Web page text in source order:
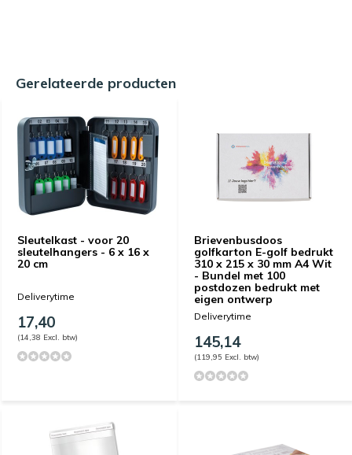
Gerelateerde producten
Sleutelkast - voor 20
sleutelhangers - 6 x 16 x
20 cm
Deliverytime
17,40
(14,38 Excl. btw)
Brievenbusdoos
golfkarton E-golf bedrukt
310 x 215 x 30 mm A4 Wit
- Bundel met 100
postdozen bedrukt met
eigen ontwerp
Deliverytime
145,14
(119,95 Excl. btw)